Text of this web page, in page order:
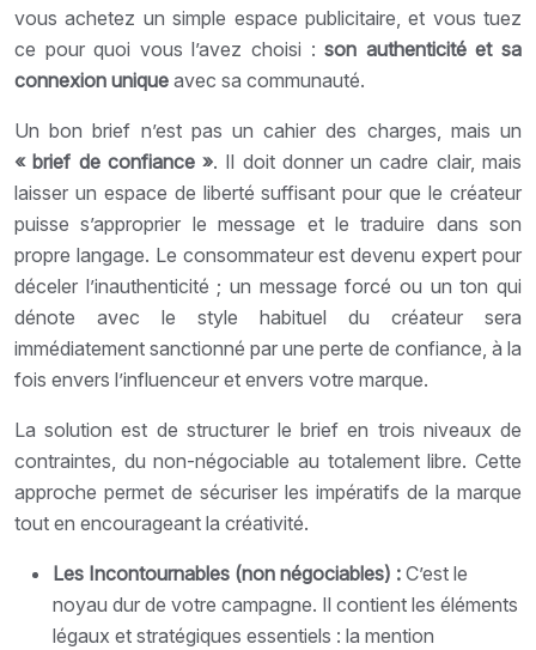
vous achetez un simple espace publicitaire, et vous tuez
ce pour quoi vous l’avez choisi :son authenticité et sa
connexion unique avec sa communauté.
Un bon brief n’est pas un cahier des charges, mais un
« brief de confiance ». Il doit donner un cadre clair, mais
laisser un espace de liberté suffisant pour que le créateur
puisse s’approprier le message et le traduire dans son
propre langage. Le consommateur est devenu expert pour
déceler l’inauthenticité ; un message forcé ou un ton qui
dénote avec le style habituel du créateur sera
immédiatement sanctionné par une perte de confiance, à la
fois envers l’influenceur et envers votre marque.
La solution est de structurer le brief en trois niveaux de
contraintes, du non-négociable au totalement libre. Cette
approche permet de sécuriser les impératifs de la marque
tout en encourageant la créativité.
Les Incontournables (non négociables) : C’est le
noyau dur de votre campagne. Il contient les éléments
légaux et stratégiques essentiels : la mention